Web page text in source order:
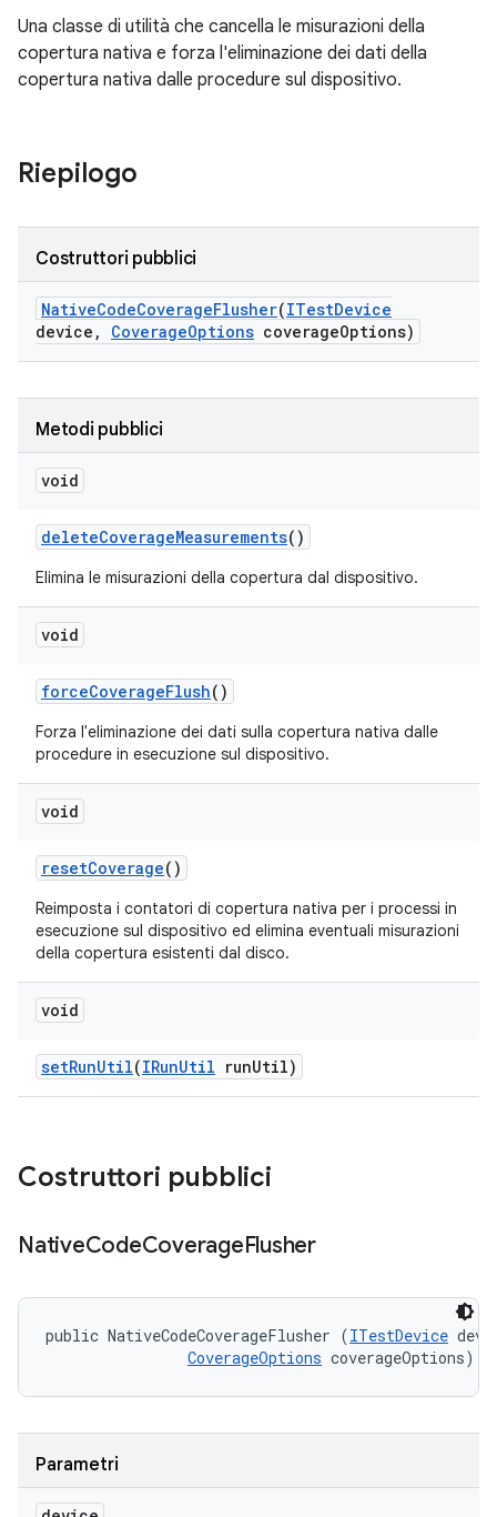
Una classe di utilità che cancella le misurazioni della
copertura nativa e forza l'eliminazione dei dati della
copertura nativa dalle procedure sul dispositivo.
Riepilogo
Costruttori pubblici
NativeCodeCoverageFlusher(ITestDevice
device , CoverageOptions coverageOptions)
Metodi pubblici
void
deleteCoverageMeasurements()
Elimina le misurazioni della copertura dal dispositivo.
void
forceCoverageFlush()
Forza l'eliminazione dei dati sulla copertura nativa dalle
procedure in esecuzione sul dispositivo.
void
resetCoverage()
Reimposta i contatori di copertura nativa per i processi in
esecuzione sul dispositivo ed elimina eventuali misurazioni
della copertura esistenti dal disco.
void
setRunUtil(IRunUtil runUtil)
Costruttori pubblici
NativeCodeCoverageFlusher
public NativeCodeCoverageFlusher (ITestDevice
CoverageOptions coverageOptions)
Parametri